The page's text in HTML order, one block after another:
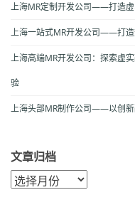
上海MR定制开发公司——打造
上海一站式MR开发公司——打造
上海高端MR开发公司：探索虚
验
上海头部MR制作公司——以创新
文章归档
文
章